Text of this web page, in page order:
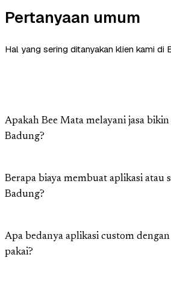
Pertanyaan umum
Hal yang sering ditanyakan klien kami di
Apakah Bee Mata melayani jasa
Badung?
Berapa biaya membuat aplikasi atau
Badung?
Apa bedanya aplikasi custom
pakai?